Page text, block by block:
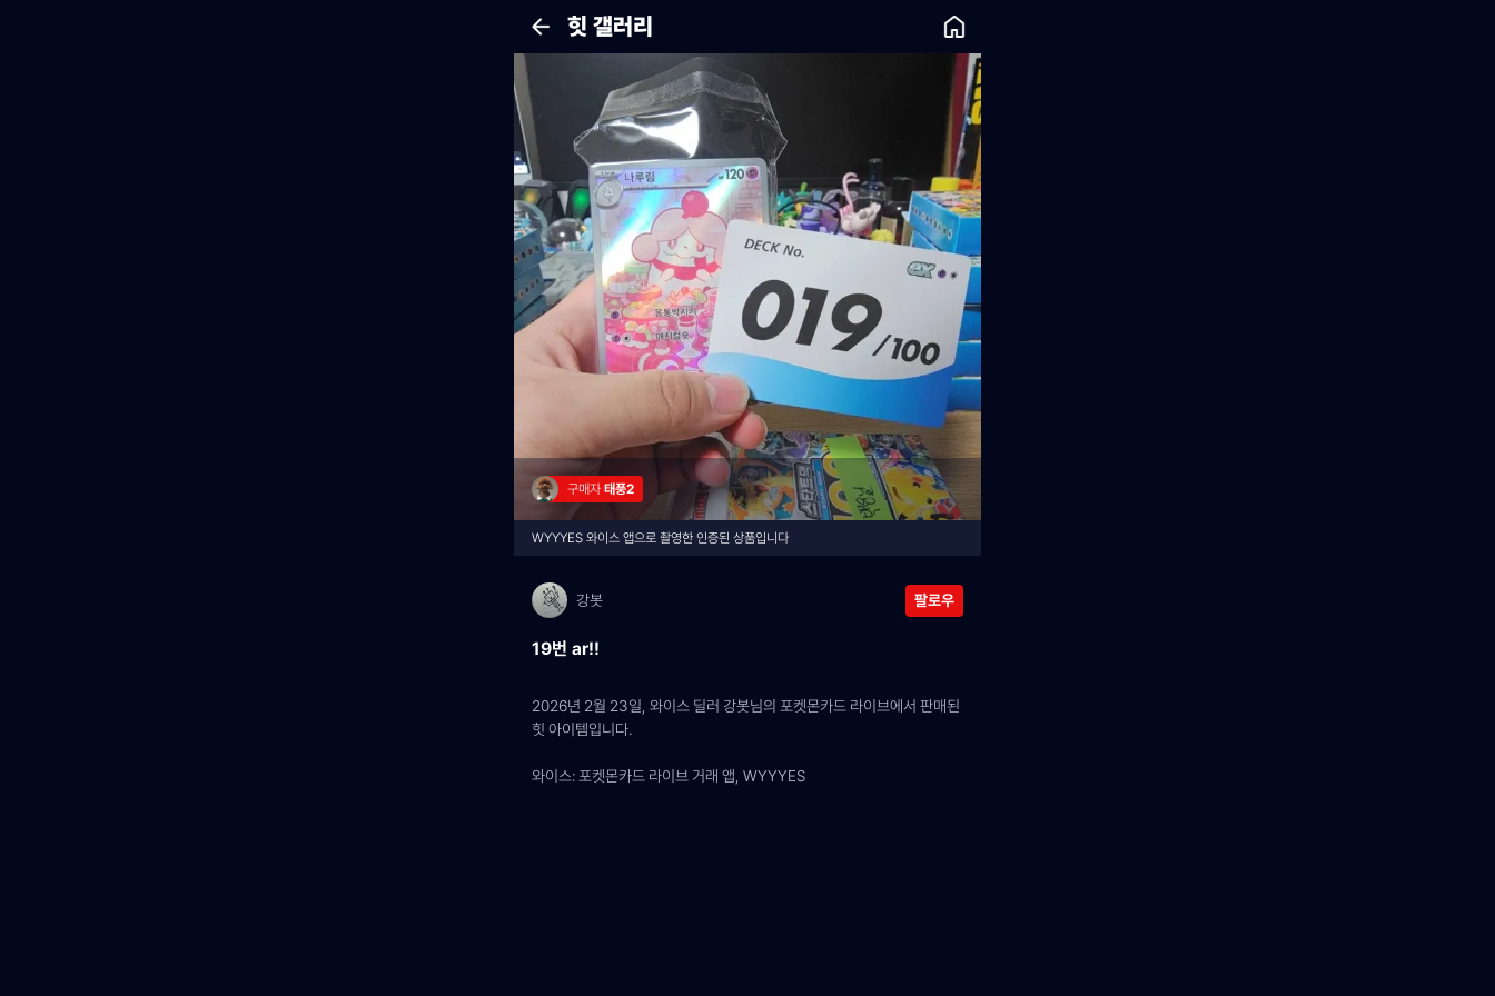
힛 갤러리
구매자 태풍2
WYYYES 와이스 앱으로 촬영한 인증된 상품입니다
강봇 팔로우
19번 ar!!
2026년 2월 23일, 와이스 딜러 강봇님의 포켓몬카드 라이브에서 판매된
힛 아이템입니다.
와이스: 포켓몬카드 라이브 거래 앱, WYYYES